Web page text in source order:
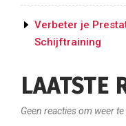
Verbeter je
Schijftraining
LAATSTE
Geen reacties om weer te